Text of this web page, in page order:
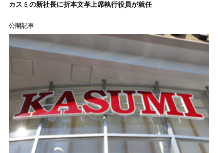
カスミの新社長に折本文孝上席執行役員が就任
公開記事